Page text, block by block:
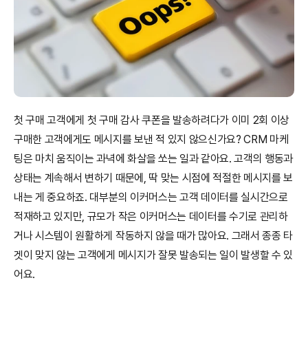
첫 구매 고객에게 첫 구매 감사 쿠폰을 발송하려다가 이미 2회 이상
구매한 고객에게도 메시지를 보낸 적 있지 않으신가요? CRM 마케
팅은 마치 움직이는 과녁에 화살을 쏘는 일과 같아요. 고객의 행동과
상태는 계속해서 변하기 때문에, 딱 맞는 시점에 적절한 메시지를 보
내는 게 중요하죠. 대부분의 이커머스는 고객 데이터를 실시간으로
적재하고 있지만, 규모가 작은 이커머스는 데이터를 수기로 관리하
거나 시스템이 원활하게 작동하지 않을 때가 많아요. 그래서 종종 타
겟이 맞지 않는 고객에게 메시지가 잘못 발송되는 일이 발생할 수 있
어요.